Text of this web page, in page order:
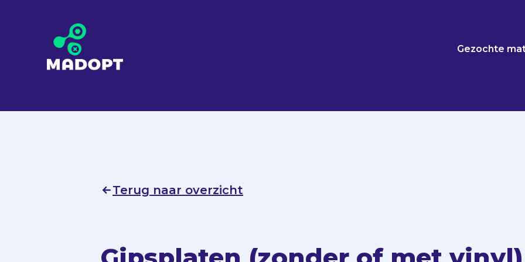
Gezochte
Terug naar overzicht